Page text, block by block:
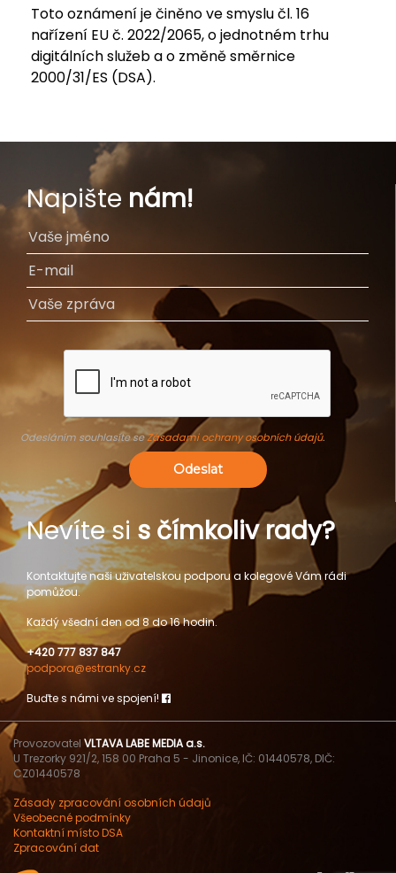
Toto oznámení je činěno ve smyslu čl. 16
nařízení EU č. 2022/2065, o jednotném trhu
digitálních služeb a o změně směrnice
2000/31/ES (DSA).
Napište nám!
Odesláním souhlasíte seZásadami ochrany osobních údajů.
Odeslat
Nevíte si s čímkoliv rady?
Kontaktujte naši uživatelskou podporu a kolegové Vám rádi
pomůžou.
Každý všední den od 8 do 16 hodin.
+420 777 837 847
podpora@estranky.cz
Buďte s námi ve spojení!
Provozovatel VLTAVA LABE MEDIA a.s.
U Trezorky 921/2, 158 00 Praha 5 - Jinonice, IČ: 01440578, DIČ:
CZ01440578
Zásady zpracování osobních údajů
Všeobecné podmínky
Kontaktní místo DSA
Zpracování dat